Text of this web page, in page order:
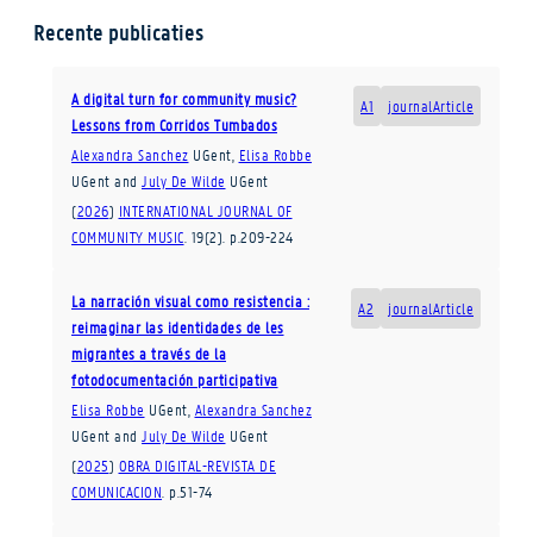
Recente publicaties
A1 journalArticle
A digital turn for community music?
Lessons from Corridos Tumbados
Alexandra Sanchez UGent Elisa Robbe
UGent and July De Wilde UGent
(2026) INTERNATIONAL JOURNAL OF
COMMUNITY MUSIC 19(2) p.209-224
A2 journalArticle
La narración visual como resistencia :
reimaginar las identidades de les
migrantes a través de la
fotodocumentación participativa
Elisa Robbe UGent Alexandra Sanchez
UGent and July De Wilde UGent
(2025) OBRA DIGITAL-REVISTA DE
COMUNICACION p.51-74